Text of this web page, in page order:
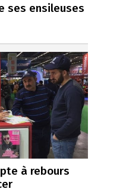
ses ensileuses
à rebours